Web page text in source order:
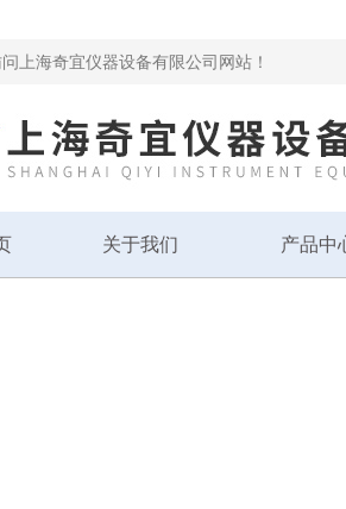
上海奇宜仪器设备有限公司网站！
关于我们 产品中